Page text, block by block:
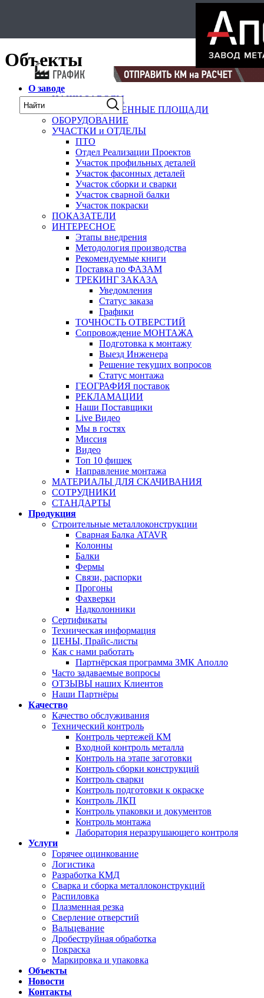
Объекты
О заводе
НАШИ ЗАВОДЫ
ПРОИЗВОДСТВЕННЫЕ ПЛОЩАДИ
ОБОРУДОВАНИЕ
УЧАСТКИ и ОТДЕЛЫ
ПТО
Отдел Реализации Проектов
Участок профильных деталей
Участок фасонных деталей
Участок сборки и сварки
Участок сварной балки
Участок покраски
ПОКАЗАТЕЛИ
ИНТЕРЕСНОЕ
Этапы внедрения
Методология производства
Рекомендуемые книги
Поставка по ФАЗАМ
ТРЕКИНГ ЗАКАЗА
Уведомления
Статус заказа
Графики
ТОЧНОСТЬ ОТВЕРСТИЙ
Сопровождение МОНТАЖА
Подготовка к монтажу
Выезд Инженера
Решение текущих вопросов
Статус монтажа
ГЕОГРАФИЯ поставок
РЕКЛАМАЦИИ
Наши Поставщики
Live Видео
Мы в гостях
Миссия
Видео
Топ 10 фишек
Направление монтажа
МАТЕРИАЛЫ ДЛЯ СКАЧИВАНИЯ
СОТРУДНИКИ
СТАНДАРТЫ
Продукция
Строительные металлоконструкции
Сварная Балка ATAVR
Колонны
Балки
Фермы
Связи, распорки
Прогоны
Фахверки
Надколонники
Сертификаты
Техническая информация
ЦЕНЫ, Прайс-листы
Как с нами работать
Партнёрская программа ЗМК Аполло
Часто задаваемые вопросы
ОТЗЫВЫ наших Клиентов
Наши Партнёры
Качество
Качество обслуживания
Технический контроль
Контроль чертежей КМ
Входной контроль металла
Контроль на этапе заготовки
Контроль сборки конструкций
Контроль сварки
Контроль подготовки к окраске
Контроль ЛКП
Контроль упаковки и документов
Контроль монтажа
Лаборатория неразрушающего контроля
Услуги
Горячее оцинкование
Логистика
Разработка КМД
Сварка и сборка металлоконструкций
Распиловка
Плазменная резка
Сверление отверстий
Вальцевание
Дробеструйная обработка
Покраска
Маркировка и упаковка
Объекты
Новости
Контакты